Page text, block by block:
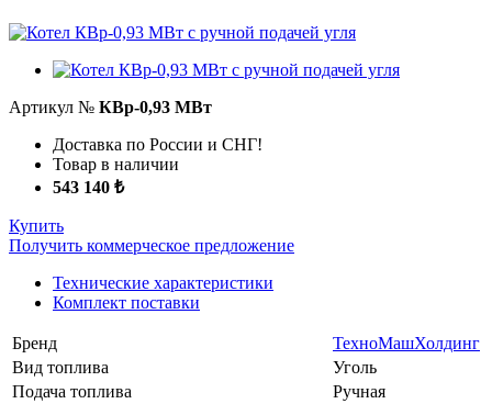
Артикул № КВр-0,93 МВт
Доставка по России и СНГ!
Товар в наличии
543 140 ₺
Купить
Получить коммерческое предложение
Технические характеристики
Комплект поставки
Бренд
ТехноМашХолдинг
Вид топлива
Уголь
Подача топлива
Ручная